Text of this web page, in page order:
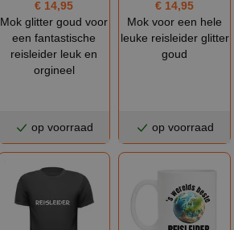
€ 14,95
Mok glitter goud voor
een fantastische
reisleider leuk en
orgineel
op voorraad
€ 14,95
Mok voor een hele
leuke reisleider glitter
goud
op voorraad